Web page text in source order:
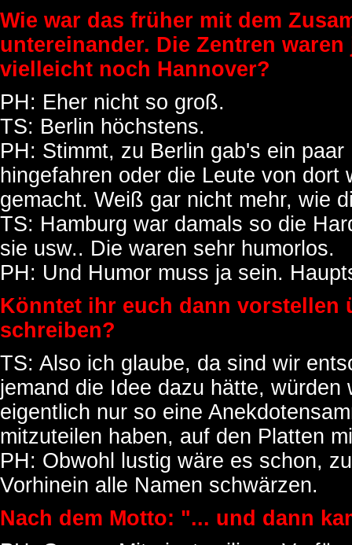
Wie war das früher mit dem
untereinander. Die Zentren
vielleicht noch Hannover?
PH: Eher nicht so groß.
TS: Berlin höchstens.
PH: Stimmt, zu Berlin gab's ein
hingefahren oder die Leute von
gemacht. Weiß gar nicht mehr, wie
TS: Hamburg war damals so die
sie usw.. Die waren sehr humorlos.
PH: Und Humor muss ja sein.
Könntet ihr euch dann vorstellen
schreiben?
TS: Also ich glaube, da sind wir
jemand die Idee dazu hätte,
eigentlich nur so eine
mitzuteilen haben, auf den Platten
PH: Obwohl lustig wäre es schon,
Vorhinein alle Namen schwärzen.
Nach dem Motto: "... und dann